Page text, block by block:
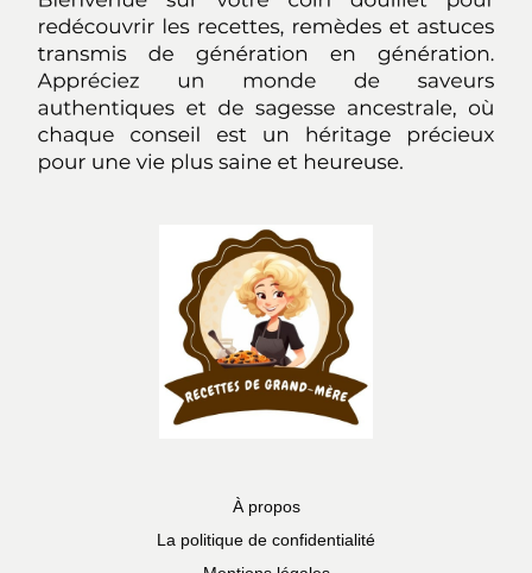
À propos
La politique de confidentialité